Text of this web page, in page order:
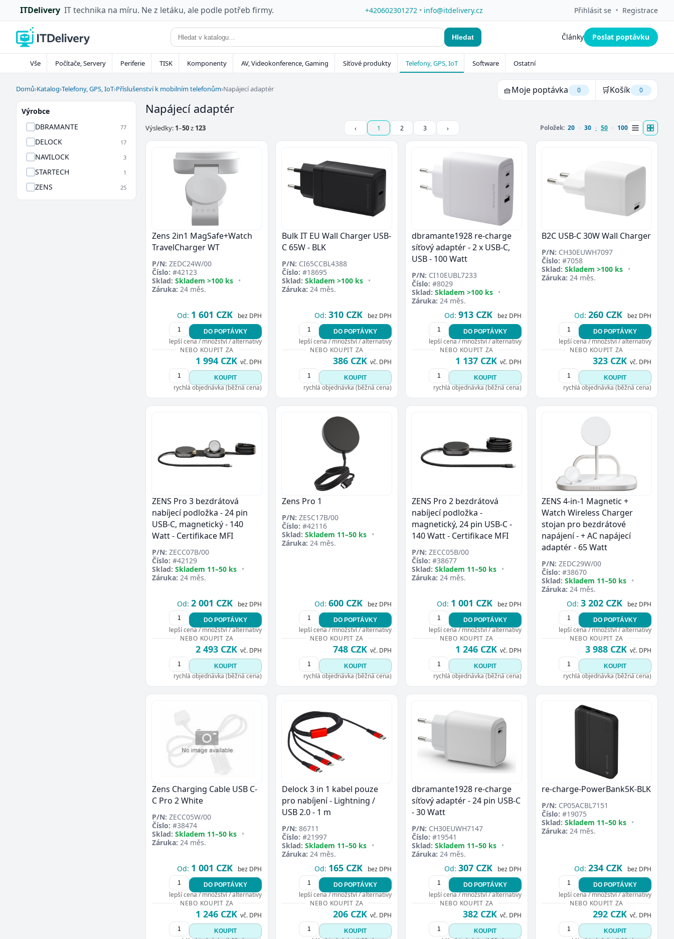
ITDelivery IT technika na míru. Ne z letáku, ale podle potřeb firmy. +420602301272 • info@itdelivery.cz Přihlásit se • Registrace
Hledat Články Poslat poptávku
Vše Počítače, Servery Periferie TISK Komponenty AV, Videokonference, Gaming Síťové produkty Telefony, GPS, IoT Software Ostatní
Domů›Katalog›Telefony, GPS, IoT›Příslušenství k mobilním telefonům›Napájecí adaptér 🧺Moje poptávka 0 🛒Košík 0
Výrobce
DBRAMANTE
77
DELOCK 17
NAVILOCK 3
STARTECH 1
ZENS 25
Napájecí adaptér
Výsledky: 1–50z 123 ‹ 1 2 3 › Položek: 20 30 50 100
Zens 2in1 MagSafe+Watch
TravelCharger WT
P/N: ZEDC24W/00
Číslo: #42123
Sklad: Skladem >100 ks •
Záruka: 24 měs.
Od: 1 601 CZK bez DPH
DO POPTÁVKY
lepší cena / množství / alternativy
NEBO KOUPIT ZA
1 994 CZK vč. DPH
KOUPIT
rychlá objednávka (běžná cena)
Bulk IT EU Wall Charger USB-
C 65W - BLK
P/N: CI65CCBL4388
Číslo: #18695
Sklad: Skladem >100 ks •
Záruka: 24 měs.
Od: 310 CZK bez DPH
DO POPTÁVKY
lepší cena / množství / alternativy
NEBO KOUPIT ZA
386 CZK vč. DPH
KOUPIT
rychlá objednávka (běžná cena)
dbramante1928 re-charge
síťový adaptér - 2 x USB-C,
USB - 100 Watt
P/N: CI10EUBL7233
Číslo: #8029
Sklad: Skladem >100 ks •
Záruka: 24 měs.
Od: 913 CZK bez DPH
DO POPTÁVKY
lepší cena / množství / alternativy
NEBO KOUPIT ZA
1 137 CZK vč. DPH
KOUPIT
rychlá objednávka (běžná cena)
B2C USB-C 30W Wall Charger
P/N: CH30EUWH7097
Číslo: #7058
Sklad: Skladem >100 ks •
Záruka: 24 měs.
Od: 260 CZK bez DPH
DO POPTÁVKY
lepší cena / množství / alternativy
NEBO KOUPIT ZA
323 CZK vč. DPH
KOUPIT
rychlá objednávka (běžná cena)
ZENS Pro 3 bezdrátová
nabíjecí podložka - 24 pin
USB-C, magnetický - 140
Watt - Certifikace MFI
P/N: ZECC07B/00
Číslo: #42129
Sklad: Skladem 11–50 ks •
Záruka: 24 měs.
Od: 2 001 CZK bez DPH
DO POPTÁVKY
lepší cena / množství / alternativy
NEBO KOUPIT ZA
2 493 CZK vč. DPH
KOUPIT
rychlá objednávka (běžná cena)
Zens Pro 1
P/N: ZESC17B/00
Číslo: #42116
Sklad: Skladem 11–50 ks •
Záruka: 24 měs.
Od: 600 CZK bez DPH
DO POPTÁVKY
lepší cena / množství / alternativy
NEBO KOUPIT ZA
748 CZK vč. DPH
KOUPIT
rychlá objednávka (běžná cena)
ZENS Pro 2 bezdrátová
nabíjecí podložka -
magnetický, 24 pin USB-C -
140 Watt - Certifikace MFI
P/N: ZECC05B/00
Číslo: #38677
Sklad: Skladem 11–50 ks •
Záruka: 24 měs.
Od: 1 001 CZK bez DPH
DO POPTÁVKY
lepší cena / množství / alternativy
NEBO KOUPIT ZA
1 246 CZK vč. DPH
KOUPIT
rychlá objednávka (běžná cena)
ZENS 4-in-1 Magnetic +
Watch Wireless Charger
stojan pro bezdrátové
napájení - + AC napájecí
adaptér - 65 Watt
P/N: ZEDC29W/00
Číslo: #38670
Sklad: Skladem 11–50 ks •
Záruka: 24 měs.
Od: 3 202 CZK bez DPH
DO POPTÁVKY
lepší cena / množství / alternativy
NEBO KOUPIT ZA
3 988 CZK vč. DPH
KOUPIT
rychlá objednávka (běžná cena)
Zens Charging Cable USB C-
C Pro 2 White
P/N: ZECC05W/00
Číslo: #38474
Sklad: Skladem 11–50 ks •
Záruka: 24 měs.
Od: 1 001 CZK bez DPH
DO POPTÁVKY
lepší cena / množství / alternativy
NEBO KOUPIT ZA
1 246 CZK vč. DPH
KOUPIT
Delock 3 in 1 kabel pouze
pro nabíjení - Lightning /
USB 2.0 - 1 m
P/N: 86711
Číslo: #21997
Sklad: Skladem 11–50 ks •
Záruka: 24 měs.
Od: 165 CZK bez DPH
DO POPTÁVKY
lepší cena / množství / alternativy
NEBO KOUPIT ZA
206 CZK vč. DPH
KOUPIT
dbramante1928 re-charge
síťový adaptér - 24 pin USB-C
- 30 Watt
P/N: CH30EUWH7147
Číslo: #19541
Sklad: Skladem 11–50 ks •
Záruka: 24 měs.
Od: 307 CZK bez DPH
DO POPTÁVKY
lepší cena / množství / alternativy
NEBO KOUPIT ZA
382 CZK vč. DPH
KOUPIT
re-charge-PowerBank5K-BLK
P/N: CP05ACBL7151
Číslo: #19075
Sklad: Skladem 11–50 ks •
Záruka: 24 měs.
Od: 234 CZK bez DPH
DO POPTÁVKY
lepší cena / množství / alternativy
NEBO KOUPIT ZA
292 CZK vč. DPH
KOUPIT